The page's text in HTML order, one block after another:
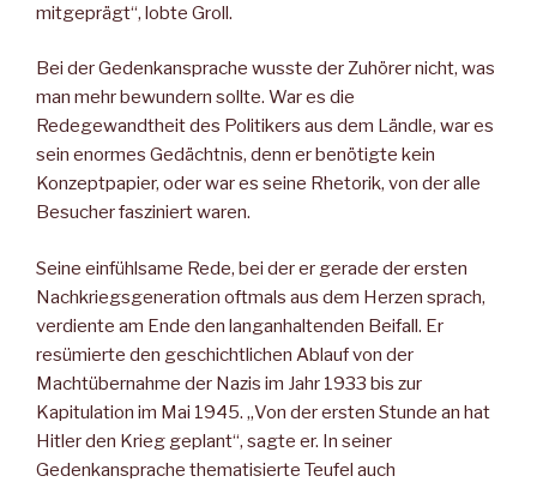
mitgeprägt“, lobte Groll.
Bei der Gedenkansprache wusste der Zuhörer nicht, was
man mehr bewundern sollte. War es die
Redegewandtheit des Politikers aus dem Ländle, war es
sein enormes Gedächtnis, denn er benötigte kein
Konzeptpapier, oder war es seine Rhetorik, von der alle
Besucher fasziniert waren.
Seine einfühlsame Rede, bei der er gerade der ersten
Nachkriegsgeneration oftmals aus dem Herzen sprach,
verdiente am Ende den langanhaltenden Beifall. Er
resümierte den geschichtlichen Ablauf von der
Machtübernahme der Nazis im Jahr 1933 bis zur
Kapitulation im Mai 1945. „Von der ersten Stunde an hat
Hitler den Krieg geplant“, sagte er. In seiner
Gedenkansprache thematisierte Teufel auch